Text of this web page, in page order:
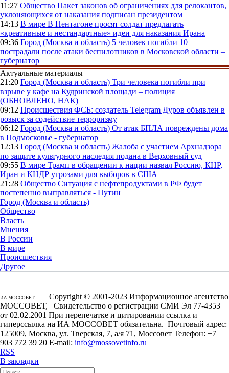
11:27 Общество Пакет законов об ограничениях для релокантов,
уклоняющихся от наказания подписан президентом
14:13 В мире В Пентагоне просят солдат предлагать
«креативные и нестандартные» идеи для наказания Ирана
09:36 Город (Москва и область) 5 человек погибли 10
пострадали после атаки беспилотников в Московской области –
губернатор
Актуальные материалы
21:20 Город (Москва и область) Три человека погибли при
взрыве у кафе на Кудринской площади – полиция
(ОБНОВЛЕНО, НАК)
09:12 Происшествия ФСБ: создатель Telegram Дуров объявлен в
розыск за содействие терроризму
06:12 Город (Москва и область) От атак БПЛА повреждены дома
в Подмосковье - губернатор
12:13 Город (Москва и область) Жалоба с участием Архнадзора
по защите культурного наследия подана в Верховный суд
09:55 В мире Трамп в обращении к нации назвал Россию, КНР,
Иран и КНДР угрозами для выборов в США
21:28 Общество Ситуация с нефтепродуктами в РФ будет
постепенно выправляться - Путин
Город (Москва и область)
Общество
Власть
Мнения
В России
В мире
Происшествия
Другое
ИА МОССОВЕТ
Copyright © 2001-2023 Информационное агентство
МОССОВЕТ, Свидетельство о регистрации СМИ Эл 77-4353
от 02.02.2001 При перепечатке и цитировании ссылка и
гиперссылка на ИА МОССОВЕТ обязательна. Почтовый адрес:
125009, Москва, ул. Тверская, 7, а/я 71, Моссовет Телефон: +7
903 772 39 20 E-mail: info@mossovetinfo.ru
RSS
В закладки